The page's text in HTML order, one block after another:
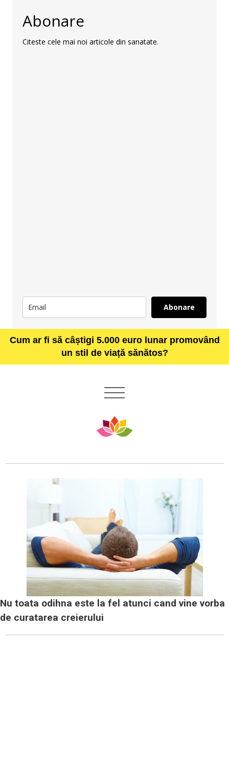
Abonare
Citeste cele mai noi articole din sanatate.
Abonare
Cum ar fi să câștigi 5.000 euro lunar promovând
un stil de viață sănătos?
Nu toata odihna este la fel atunci cand vine vorba
de curatarea creierului